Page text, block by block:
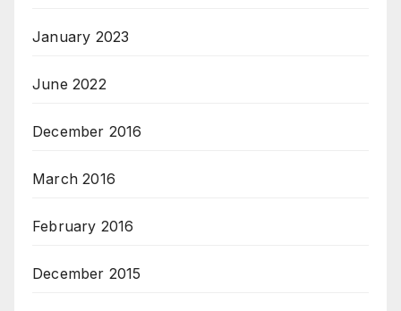
January 2023
June 2022
December 2016
March 2016
February 2016
December 2015